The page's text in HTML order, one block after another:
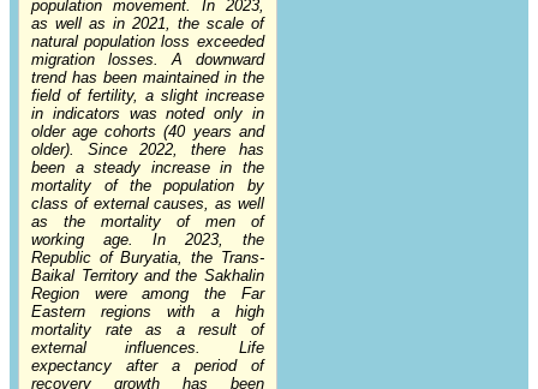
population movement. In 2023,
as well as in 2021, the scale of
natural population loss exceeded
migration losses. A downward
trend has been maintained in the
field of fertility, a slight increase
in indicators was noted only in
older age cohorts (40 years and
older). Since 2022, there has
been a steady increase in the
mortality of the population by
class of external causes, as well
as the mortality of men of
working age. In 2023, the
Republic of Buryatia, the Trans-
Baikal Territory and the Sakhalin
Region were among the Far
Eastern regions with a high
mortality rate as a result of
external influences. Life
expectancy after a period of
recovery growth has been